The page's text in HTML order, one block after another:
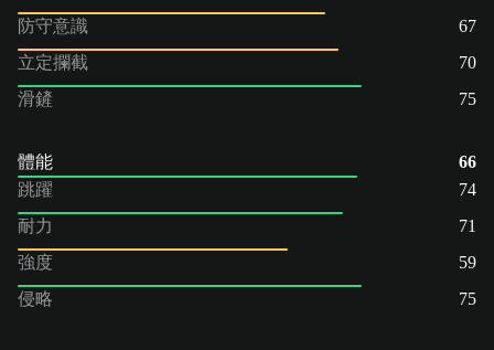
防守意識
67
立定攔截
70
滑鏟
75
體能
66
跳躍
74
耐力
71
強度
59
侵略
75